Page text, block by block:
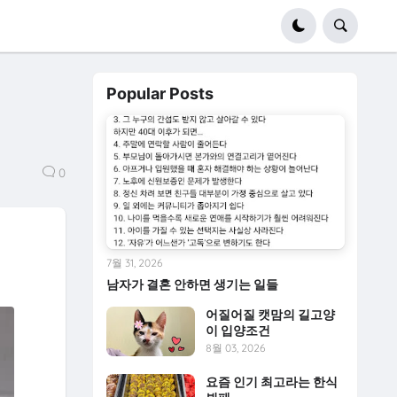
0
Popular Posts
남자가 결혼 안하면 생기는 일들
7월 31, 2026
어질어질 캣맘의 길고양
이 입양조건
8월 03, 2026
요즘 인기 최고라는 한식